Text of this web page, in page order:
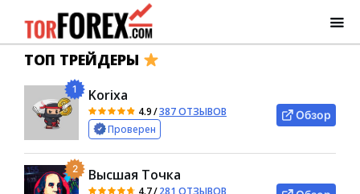
ТОП ТРЕЙДЕРЫ
1 Korixa
4.9/387 ОТЗЫВОВ
Проверен
Обзор
2 Высшая Точка
4.7